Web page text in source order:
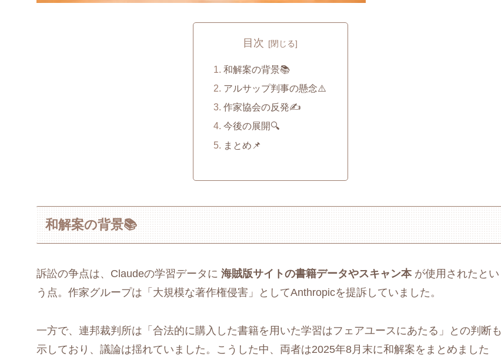
目次
和解案の背景📚
アルサップ判事の懸念⚠️
作家協会の反発✍️
今後の展開🔍
まとめ📌
和解案の背景📚
訴訟の争点は、Claudeの学習データに 海賊版サイトの書籍データやスキャン本が使用されたとい
う点。作家グループは「大規模な著作権侵害」としてAnthropicを提訴していました。
一方で、連邦裁判所は「合法的に購入した書籍を用いた学習はフェアユースにあたる」との判断も
示しており、議論は揺れていました。こうした中、両者は2025年8月末に和解案をまとめました